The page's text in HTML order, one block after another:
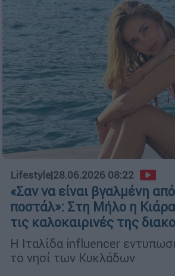
Lifestyle|28.06.2026 08:22
«Σαν να είναι βγαλμένη
ποστάλ»: Στη Μήλο η
τις καλοκαιρινές της
Η Ιταλίδα influencer
το νησί των Κυκλάδων